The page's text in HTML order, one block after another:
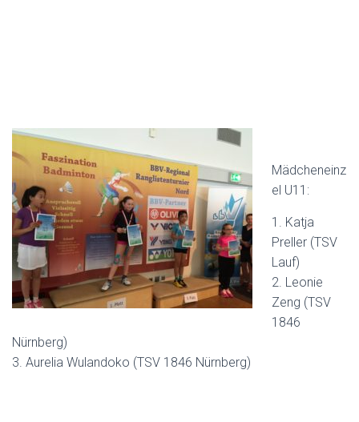
Mädcheneinz
el U11:
1. Katja
Preller (TSV
Lauf)
2. Leonie
Zeng (TSV
1846
Nürnberg)
3. Aurelia Wulandoko (TSV 1846 Nürnberg)